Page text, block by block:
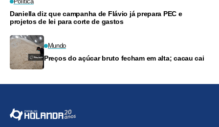
Daniella diz que campanha de Flávio já prepara PEC e
projetos de lei para corte de gastos
Mundo
Preços do açúcar bruto fecham em alta; cacau cai